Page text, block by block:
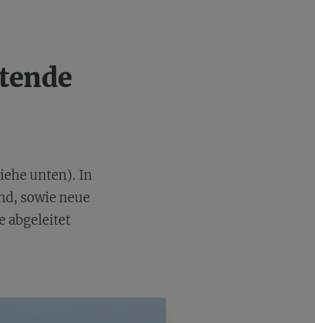
unten). In
sowie neue
abgeleitet